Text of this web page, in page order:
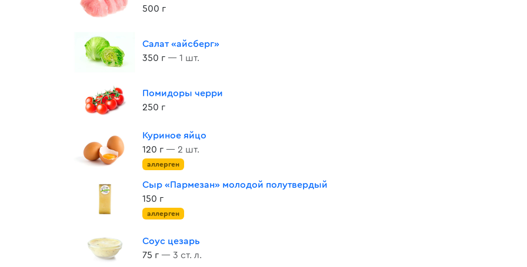
500 г
Салат «айсберг»
350 г — 1 шт.
Помидоры черри
250 г
Куриное яйцо
120 г — 2 шт.
аллерген
Сыр «Пармезан» молодой полутвердый
150 г
аллерген
Соус цезарь
75 г — 3 ст. л.